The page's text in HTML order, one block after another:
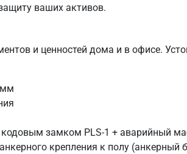
ваших активов.
и ценностей дома и в офисе.
мм
замком PLS-1 + аварийный
крепления к полу (анкерный